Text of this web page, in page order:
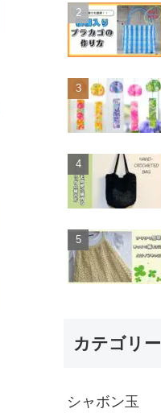
カテゴリー
シャボン玉